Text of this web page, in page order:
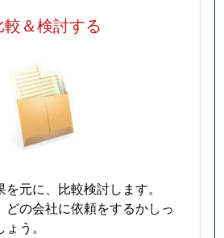
較＆検討する
元に、比較検討します。
どの会社に依頼をするかしっ
う。